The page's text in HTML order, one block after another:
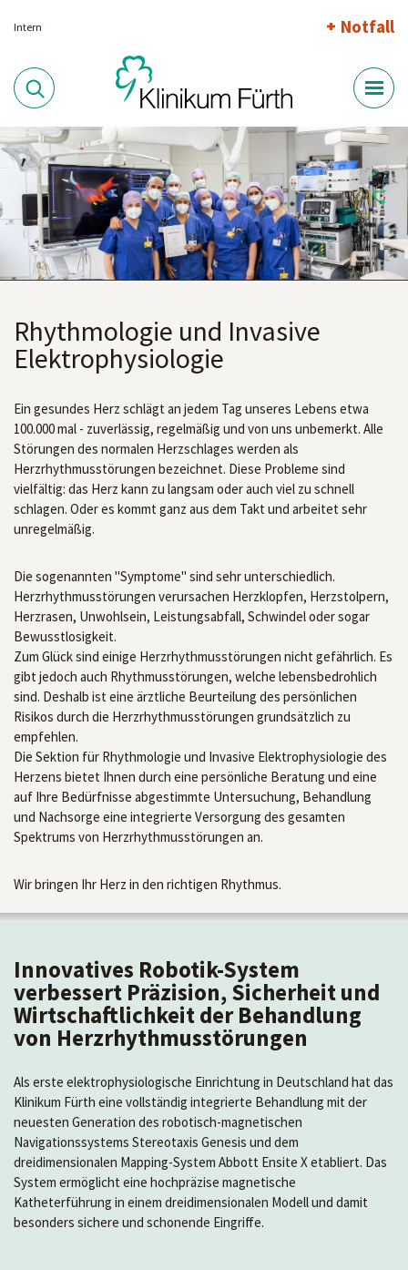
Intern Notfall
Rhythmologie und Invasive
Elektrophysiologie
Ein gesundes Herz schlägt an jedem Tag unseres Lebens etwa
100.000 mal - zuverlässig, regelmäßig und von uns unbemerkt. Alle
Störungen des normalen Herzschlages werden als
Herzrhythmusstörungen bezeichnet. Diese Probleme sind
vielfältig: das Herz kann zu langsam oder auch viel zu schnell
schlagen. Oder es kommt ganz aus dem Takt und arbeitet sehr
unregelmäßig.
Die sogenannten "Symptome" sind sehr unterschiedlich.
Herzrhythmusstörungen verursachen Herzklopfen, Herzstolpern,
Herzrasen, Unwohlsein, Leistungsabfall, Schwindel oder sogar
Bewusstlosigkeit.
Zum Glück sind einige Herzrhythmusstörungen nicht gefährlich. Es
gibt jedoch auch Rhythmusstörungen, welche lebensbedrohlich
sind. Deshalb ist eine ärztliche Beurteilung des persönlichen
Risikos durch die Herzrhythmusstörungen grundsätzlich zu
empfehlen.
Die Sektion für Rhythmologie und Invasive Elektrophysiologie des
Herzens bietet Ihnen durch eine persönliche Beratung und eine
auf Ihre Bedürfnisse abgestimmte Untersuchung, Behandlung
und Nachsorge eine integrierte Versorgung des gesamten
Spektrums von Herzrhythmusstörungen an.
Wir bringen Ihr Herz in den richtigen Rhythmus.
Innovatives Robotik-System
verbessert Präzision, Sicherheit und
Wirtschaftlichkeit der Behandlung
von Herzrhythmusstörungen
Als erste elektrophysiologische Einrichtung in Deutschland hat das
Klinikum Fürth eine vollständig integrierte Behandlung mit der
neuesten Generation des robotisch-magnetischen
Navigationssystems Stereotaxis Genesis und dem
dreidimensionalen Mapping-System Abbott Ensite X etabliert. Das
System ermöglicht eine hochpräzise magnetische
Katheterführung in einem dreidimensionalen Modell und damit
besonders sichere und schonende Eingriffe.